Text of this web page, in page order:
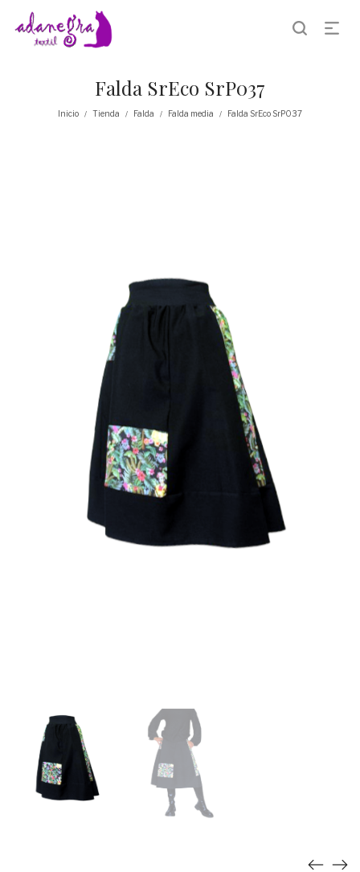
Falda SrEco SrP037
Inicio / Tienda / Falda / Falda media / Falda SrEco SrP037